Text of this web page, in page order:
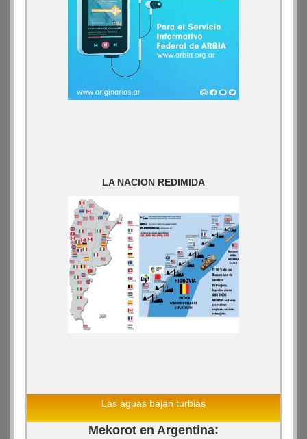
LA NACION REDIMIDA
Las aguas bajan turbias
Mekorot en Argentina: